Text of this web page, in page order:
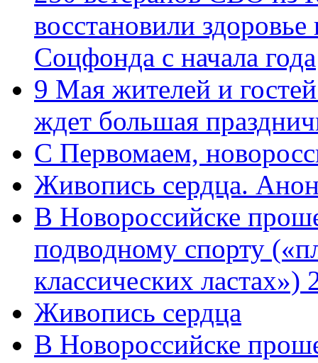
восстановили
Соцфонда с начала года
9 Мая жителей и
ждет большая
C Первомаем,
Живопись сердца.
В Новороссийске
подводному спорту
классических
Живопись сердца
В Новороссийске